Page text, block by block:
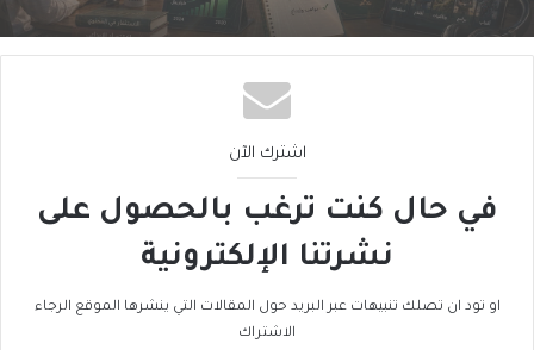
اشترك الآن
في حال كنت ترغب بالحصول على
نشرتنا الإلكترونية
او تود ان تصلك تنبيهات عبر البريد حول المقالات التي ينشرها الموقع الرجاء
الاشتراك